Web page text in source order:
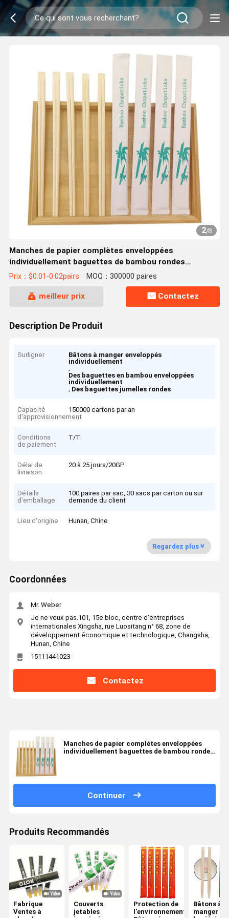
2/8
Manches de papier complètes enveloppées
individuellement baguettes de bambou rondes
baguettes jumelles
Prix：$0.01-0.02pairs MOQ：300000 paires
meilleur prix Contactez
Description De Produit
Surligner
Bâtons à manger enveloppés
individuellement
,
Des baguettes en bambou enveloppées
individuellement
, Des baguettes jumelles rondes
Capacité
d'approvisionnement
150000 cartons par an
Conditions
de paiement
T/T
Délai de
livraison
20 à 25 jours/20GP
Détails
d'emballage
100 paires par sac, 30 sacs par carton ou sur
demande du client
Lieu d'origine Hunan, Chine
Regardez plus
Coordonnées
Mr. Weber
Je ne veux pas.101, 15e bloc, centre d'entreprises
internationales Xingsha, rue Luositang n° 68, zone de
développement économique et technologique, Changsha,
Hunan, Chine
15111441023
Contactez
Manches de papier complètes enveloppées
individuellement baguettes de bambou rondes
Continuer
Produits Recommandés
Fabrique
Ventes à
Couverts
jetables
Protection de
l'environnement
Bâtons à
manger